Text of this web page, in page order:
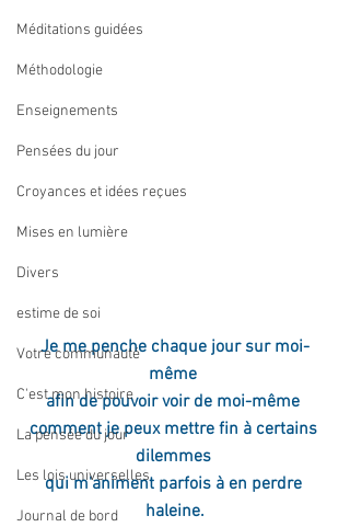
Méditations guidées
Méthodologie
Enseignements
Pensées du jour
Croyances et idées reçues
Mises en lumière
Divers
estime de soi
Votre communauté
C'est mon histoire
La pensée du jour
Les lois universelles
Journal de bord
Je me penche chaque jour sur moi-
même
afin de pouvoir voir de moi-même
comment je peux mettre fin à certains
dilemmes
qui m'animent parfois à en perdre
haleine.